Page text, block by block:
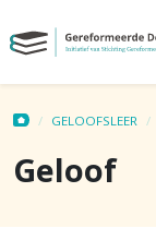
GELOOFSLEER
Geloof